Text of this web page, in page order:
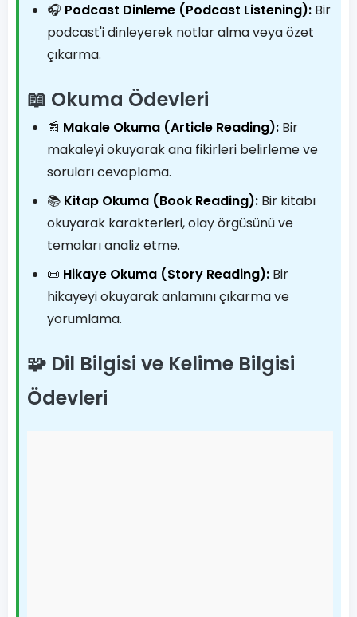
🎧 Podcast Dinleme (Podcast Listening): Bir
podcast'i dinleyerek notlar alma veya özet
çıkarma.
📖 Okuma Ödevleri
📰 Makale Okuma (Article Reading): Bir
makaleyi okuyarak ana fikirleri belirleme ve
soruları cevaplama.
📚 Kitap Okuma (Book Reading): Bir kitabı
okuyarak karakterleri, olay örgüsünü ve
temaları analiz etme.
📜 Hikaye Okuma (Story Reading): Bir
hikayeyi okuyarak anlamını çıkarma ve
yorumlama.
🧩 Dil Bilgisi ve Kelime Bilgisi
Ödevleri